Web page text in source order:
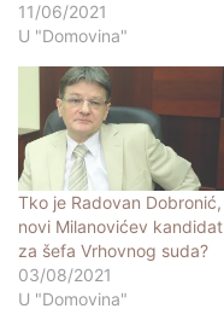
11/06/2021
U "Domovina"
Tko je Radovan Dobronić,
novi Milanovićev kandidat
za šefa Vrhovnog suda?
03/08/2021
U "Domovina"